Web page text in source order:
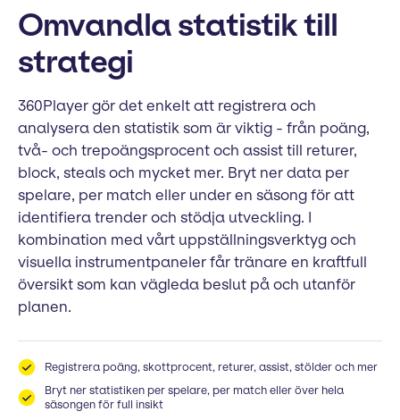
Omvandla statistik till
strategi
360Player gör det enkelt att registrera och
analysera den statistik som är viktig - från poäng,
två- och trepoängsprocent och assist till returer,
block, steals och mycket mer. Bryt ner data per
spelare, per match eller under en säsong för att
identifiera trender och stödja utveckling. I
kombination med vårt uppställningsverktyg och
visuella instrumentpaneler får tränare en kraftfull
översikt som kan vägleda beslut på och utanför
planen.
Registrera poäng, skottprocent, returer, assist, stölder och mer
Bryt ner statistiken per spelare, per match eller över hela
säsongen för full insikt